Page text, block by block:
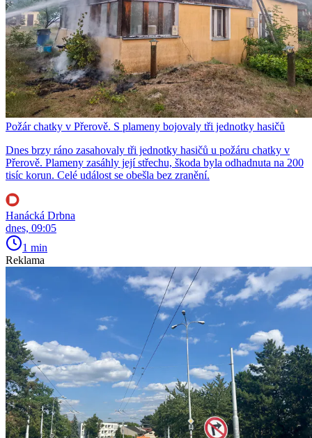
Požár chatky v Přerově. S plameny bojovaly tři jednotky hasičů
Dnes brzy ráno zasahovaly tři jednotky hasičů u požáru chatky v
Přerově. Plameny zasáhly její střechu, škoda byla odhadnuta na 200
tisíc korun. Celé událost se obešla bez zranění.
Hanácká Drbna
dnes, 09:05
1 min
Reklama